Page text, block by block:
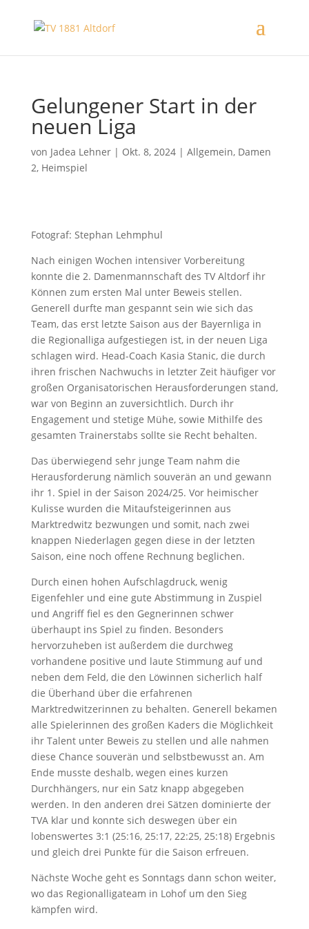
Gelungener Start in der
neuen Liga
von Jadea Lehner| Okt. 8, 2024| Allgemein, Damen
2, Heimspiel
Fotograf: Stephan Lehmphul
Nach einigen Wochen intensiver Vorbereitung
konnte die 2. Damenmannschaft des TV Altdorf ihr
Können zum ersten Mal unter Beweis stellen.
Generell durfte man gespannt sein wie sich das
Team, das erst letzte Saison aus der Bayernliga in
die Regionalliga aufgestiegen ist, in der neuen Liga
schlagen wird. Head-Coach Kasia Stanic, die durch
ihren frischen Nachwuchs in letzter Zeit häufiger vor
großen Organisatorischen Herausforderungen stand,
war von Beginn an zuversichtlich. Durch ihr
Engagement und stetige Mühe, sowie Mithilfe des
gesamten Trainerstabs sollte sie Recht behalten.
Das überwiegend sehr junge Team nahm die
Herausforderung nämlich souverän an und gewann
ihr 1. Spiel in der Saison 2024/25. Vor heimischer
Kulisse wurden die Mitaufsteigerinnen aus
Marktredwitz bezwungen und somit, nach zwei
knappen Niederlagen gegen diese in der letzten
Saison, eine noch offene Rechnung beglichen.
Durch einen hohen Aufschlagdruck, wenig
Eigenfehler und eine gute Abstimmung in Zuspiel
und Angriff fiel es den Gegnerinnen schwer
überhaupt ins Spiel zu finden. Besonders
hervorzuheben ist außerdem die durchweg
vorhandene positive und laute Stimmung auf und
neben dem Feld, die den Löwinnen sicherlich half
die Überhand über die erfahrenen
Marktredwitzerinnen zu behalten. Generell bekamen
alle Spielerinnen des großen Kaders die Möglichkeit
ihr Talent unter Beweis zu stellen und alle nahmen
diese Chance souverän und selbstbewusst an. Am
Ende musste deshalb, wegen eines kurzen
Durchhängers, nur ein Satz knapp abgegeben
werden. In den anderen drei Sätzen dominierte der
TVA klar und konnte sich deswegen über ein
lobenswertes 3:1 (25:16, 25:17, 22:25, 25:18) Ergebnis
und gleich drei Punkte für die Saison erfreuen.
Nächste Woche geht es Sonntags dann schon weiter,
wo das Regionalligateam in Lohof um den Sieg
kämpfen wird.